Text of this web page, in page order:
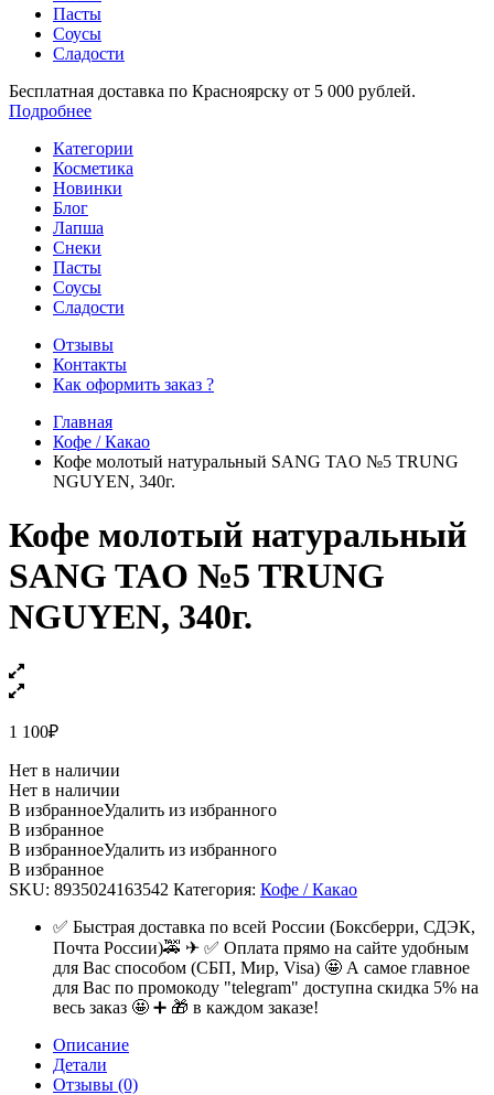
Пасты
Соусы
Сладости
Бесплатная доставка по Красноярску от 5 000 рублей.
Подробнее
Категории
Косметика
Новинки
Блог
Лапша
Снеки
Пасты
Соусы
Сладости
Отзывы
Контакты
Как оформить заказ ?
Главная
Кофе / Какао
Кофе молотый натуральный SANG TAO №5 TRUNG
NGUYEN, 340г.
Кофе молотый натуральный
SANG TAO №5 TRUNG
NGUYEN, 340г.
1 100₽
Нет в наличии
Нет в наличии
В избранноеУдалить из избранного
В избранное
В избранноеУдалить из избранного
В избранное
SKU: 8935024163542 Категория: Кофе / Какао
✅ Быстрая доставка по всей России (Боксберри, СДЭК,
Почта России)🚕 ✈ ✅ Оплата прямо на сайте удобным
для Вас способом (СБП, Мир, Visa) 🤩 А самое главное
для Вас по промокоду "telegram" доступна скидка 5% на
весь заказ 🤩 ➕ 🎁 в каждом заказе!
Описание
Детали
Отзывы (0)